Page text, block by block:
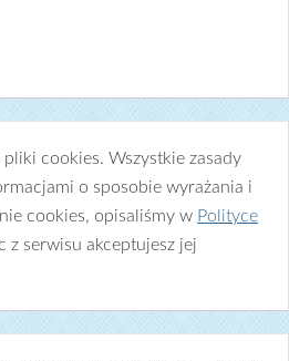
cookies. Wszystkie zasady
o sposobie wyrażania i
cookies, opisaliśmy w Polityce
z serwisu akceptujesz jej